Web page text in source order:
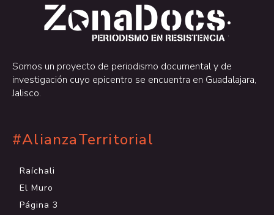
.
.
Somos un proyecto de periodismo documental y de
investigación cuyo epicentro se encuentra en Guadalajara,
Jalisco.
#AlianzaTerritorial
Raíchali
El Muro
Página 3